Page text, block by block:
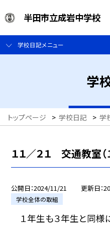
半田市立成岩中学校
学校日記メニュー
学
トップページ > 学校日記 > 学
１１／２１ 交通教室（
公開日 2024/11/21 更新日
学校全体の取組
１年生も３年生と同様